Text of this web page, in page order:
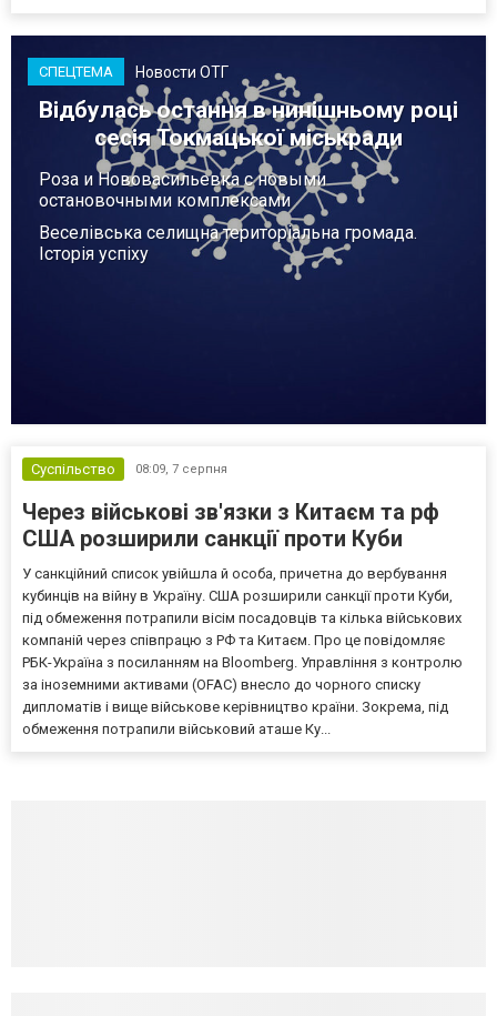
СПЕЦТЕМА Новости ОТГ
Відбулась остання в нинішньому році
сесія Токмацької міськради
Роза и Нововасильевка с новыми
остановочными комплексами
Веселівська селищна територіальна громада.
Історія успіху
Суспільство 08:09, 7 серпня
Через військові зв'язки з Китаєм та рф
США розширили санкції проти Куби
У санкційний список увійшла й особа, причетна до вербування
кубинців на війну в Україну. США розширили санкції проти Куби,
під обмеження потрапили вісім посадовців та кілька військових
компаній через співпрацю з РФ та Китаєм. Про це повідомляє
РБК-Україна з посиланням на Bloomberg. Управління з контролю
за іноземними активами (OFAC) внесло до чорного списку
дипломатів і вище військове керівництво країни. Зокрема, під
обмеження потрапили військовий аташе Ку...